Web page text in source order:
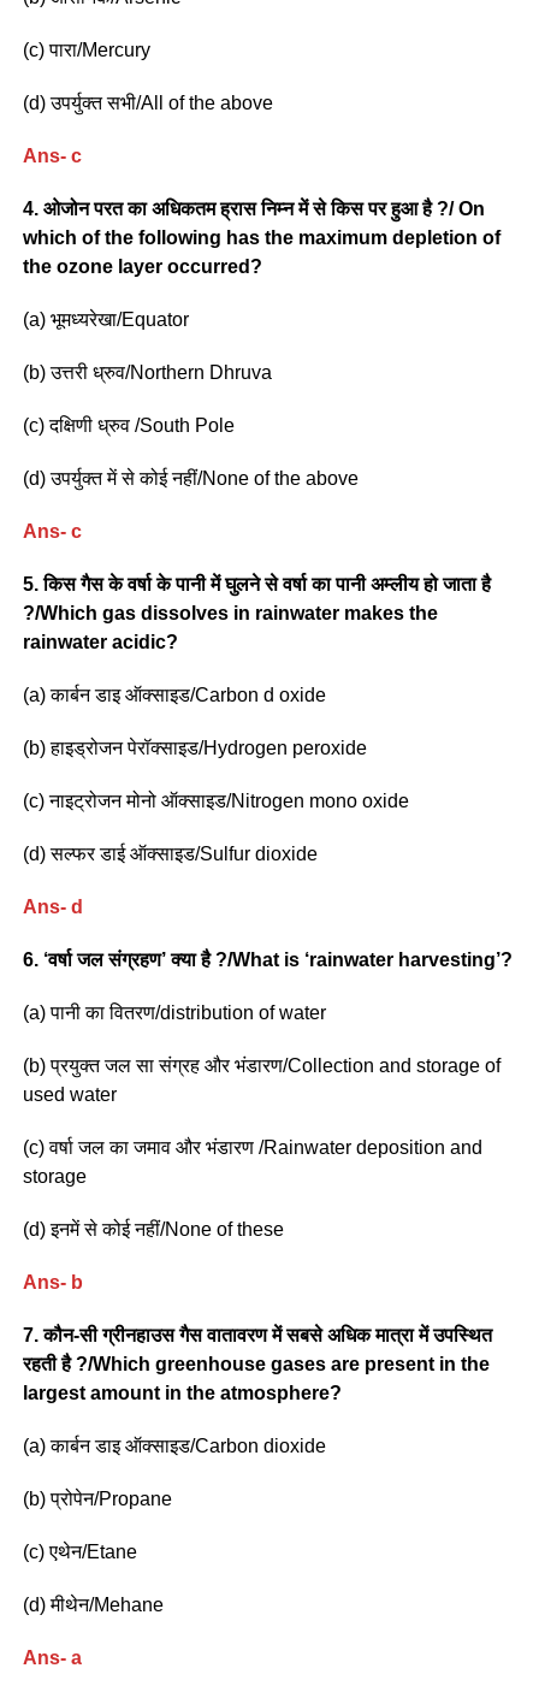
(c) पारा/Mercury
(d) उपर्युक्त सभी/All of the above
Ans- c
4. ओजोन परत का अधिकतम ह्रास निम्न में से किस पर हुआ है ?/ On
which of the following has the maximum depletion of
the ozone layer occurred?
(a) भूमध्यरेखा/Equator
(b) उत्तरी ध्रुव/Northern Dhruva
(c) दक्षिणी ध्रुव /South Pole
(d) उपर्युक्त में से कोई नहीं/None of the above
Ans- c
5. किस गैस के वर्षा के पानी में घुलने से वर्षा का पानी अम्लीय हो जाता है
?/Which gas dissolves in rainwater makes the
rainwater acidic?
(a) कार्बन डाइ ऑक्साइड/Carbon d oxide
(b) हाइड्रोजन पेरॉक्साइड/Hydrogen peroxide
(c) नाइट्रोजन मोनो ऑक्साइड/Nitrogen mono oxide
(d) सल्फर डाई ऑक्साइड/Sulfur dioxide
Ans- d
6. ‘वर्षा जल संग्रहण’ क्या है ?/What is ‘rainwater harvesting’?
(a) पानी का वितरण/distribution of water
(b) प्रयुक्त जल सा संग्रह और भंडारण/Collection and storage of
used water
(c) वर्षा जल का जमाव और भंडारण /Rainwater deposition and
storage
(d) इनमें से कोई नहीं/None of these
Ans- b
7. कौन-सी ग्रीनहाउस गैस वातावरण में सबसे अधिक मात्रा में उपस्थित
रहती है ?/Which greenhouse gases are present in the
largest amount in the atmosphere?
(a) कार्बन डाइ ऑक्साइड/Carbon dioxide
(b) प्रोपेन/Propane
(c) एथेन/Etane
(d) मीथेन/Mehane
Ans- a